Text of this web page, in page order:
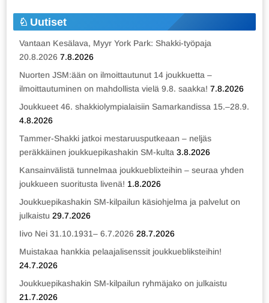
Uutiset
Vantaan Kesälava, Myyr York Park: Shakki-työpaja
20.8.2026 7.8.2026
Nuorten JSM:ään on ilmoittautunut 14 joukkuetta –
ilmoittautuminen on mahdollista vielä 9.8. saakka! 7.8.2026
Joukkueet 46. shakkiolympialaisiin Samarkandissa 15.–28.9.
4.8.2026
Tammer-Shakki jatkoi mestaruusputkeaan – neljäs
peräkkäinen joukkuepikashakin SM-kulta 3.8.2026
Kansainvälistä tunnelmaa joukkueblixteihin – seuraa yhden
joukkueen suoritusta livenä! 1.8.2026
Joukkuepikashakin SM-kilpailun käsiohjelma ja palvelut on
julkaistu 29.7.2026
Iivo Nei 31.10.1931– 6.7.2026 28.7.2026
Muistakaa hankkia pelaajalisenssit joukkuebliksteihin!
24.7.2026
Joukkuepikashakin SM-kilpailun ryhmäjako on julkaistu
21.7.2026